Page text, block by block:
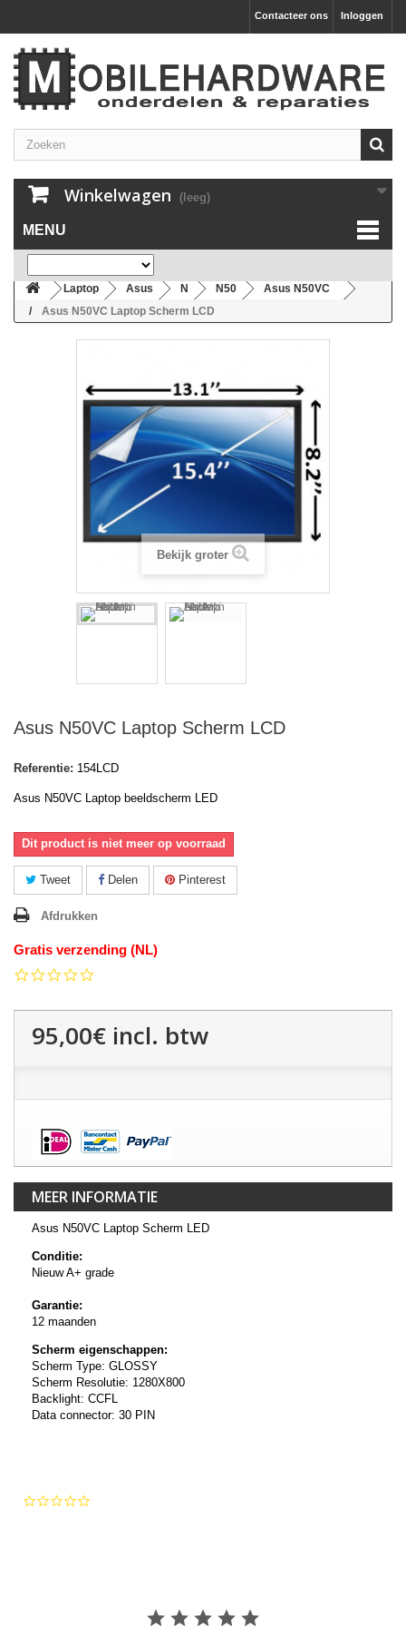
Inloggen
Contacteer ons
Winkelwagen (leeg)
MENU
Laptop Asus N N50
Asus N50VC
Asus N50VC Laptop Scherm LCD
Bekijk groter
Asus N50VC Laptop Scherm LCD
Referentie: 154LCD
Asus N50VC Laptop beeldscherm LED
Dit product is niet meer op voorraad
Tweet Delen Pinterest
Afdrukken
Gratis verzending (NL)
95,00€ incl. btw
MEER INFORMATIE
Asus N50VC Laptop Scherm LED
Conditie:
Nieuw A+ grade
Garantie:
12 maanden
Scherm eigenschappen:
Scherm Type: GLOSSY
Scherm Resolutie: 1280X800
Backlight: CCFL
Data connector: 30 PIN